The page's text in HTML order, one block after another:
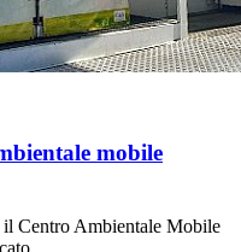
mobile
il Centro Ambientale Mobile